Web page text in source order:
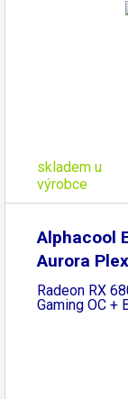
skladem u
výrobce
Alphacool
Aurora
Radeon RX
Gaming OC +